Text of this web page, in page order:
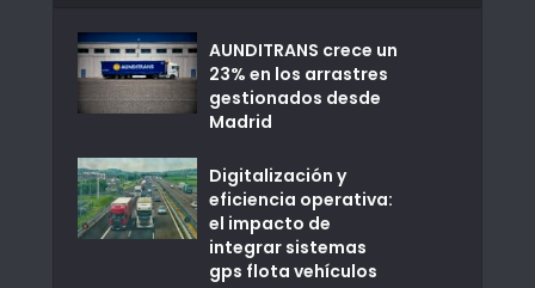
AUNDITRANS crece un
23% en los arrastres
gestionados desde
Madrid
Digitalización y
eficiencia operativa:
el impacto de
integrar sistemas
gps flota vehículos